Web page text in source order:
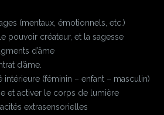
(mentaux, émotionnels, etc.)
pouvoir créateur, et la sagesse
d’âme
d’âme.
intérieure (féminin – enfant – masculin)
et activer le corps de lumière
extrasensorielles